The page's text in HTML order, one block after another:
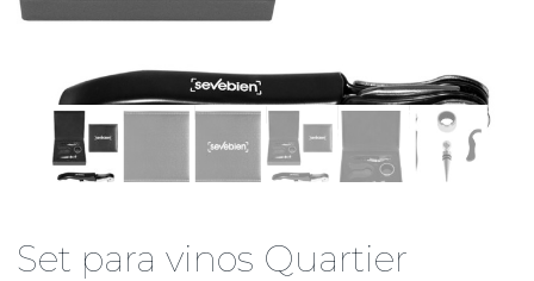
Set para vinos Quartier